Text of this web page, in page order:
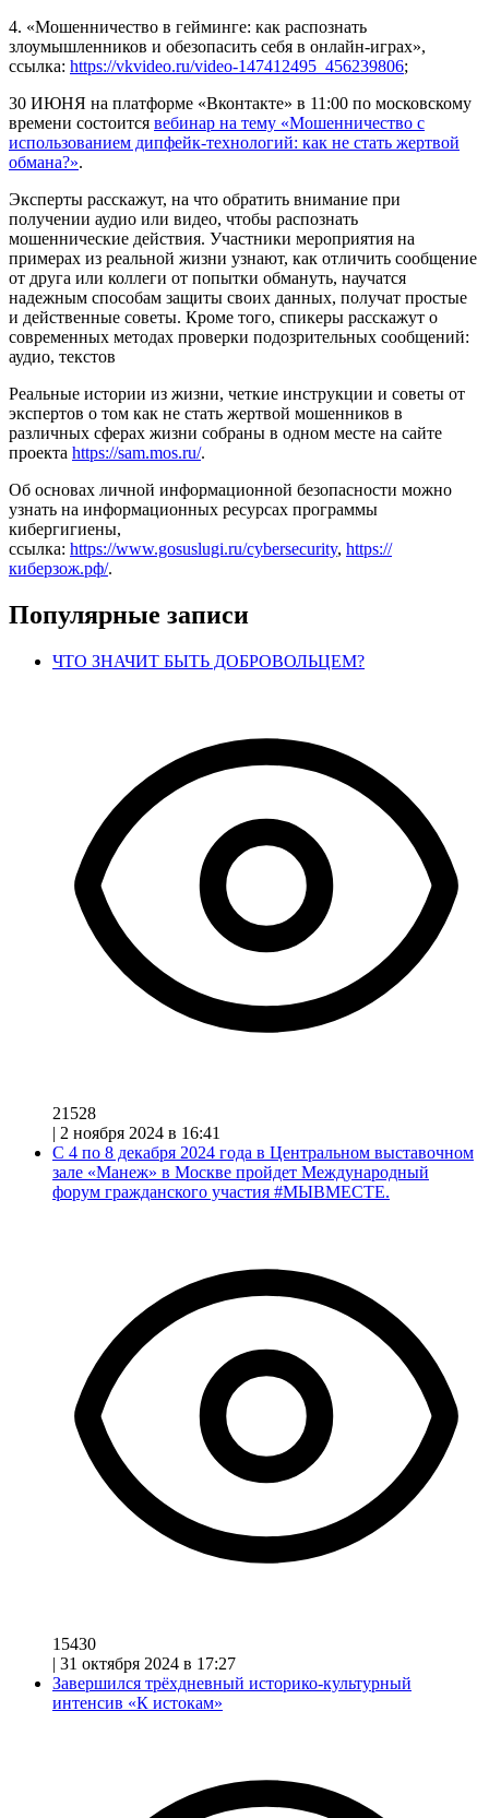
4. «Мошенничество в гейминге: как распознать
злоумышленников и обезопасить себя в онлайн-играх»,
ссылка: https://vkvideo.ru/video-147412495_456239806;
30 ИЮНЯ на платформе «Вконтакте» в 11:00 по московскому
времени состоится вебинар на тему «Мошенничество с
использованием дипфейк-технологий: как не стать жертвой
обмана?».
Эксперты расскажут, на что обратить внимание при
получении аудио или видео, чтобы распознать
мошеннические действия. Участники мероприятия на
примерах из реальной жизни узнают, как отличить сообщение
от друга или коллеги от попытки обмануть, научатся
надежным способам защиты своих данных, получат простые
и действенные советы. Кроме того, спикеры расскажут о
современных методах проверки подозрительных сообщений:
аудио, текстов
Реальные истории из жизни, четкие инструкции и советы от
экспертов о том как не стать жертвой мошенников в
различных сферах жизни собраны в одном месте на сайте
проекта https://sam.mos.ru/.
Об основах личной информационной безопасности можно
узнать на информационных ресурсах программы
кибергигиены,
ссылка: https://www.gosuslugi.ru/cybersecurity, https://
киберзож.рф/.
Популярные записи
ЧТО ЗНАЧИТ БЫТЬ ДОБРОВОЛЬЦЕМ?
21528
| 2 ноября 2024 в 16:41
С 4 по 8 декабря 2024 года в Центральном выставочном
зале «Манеж» в Москве пройдет Международный
форум гражданского участия #МЫВМЕСТЕ.
15430
| 31 октября 2024 в 17:27
Завершился трёхдневный историко-культурный
интенсив «К истокам»